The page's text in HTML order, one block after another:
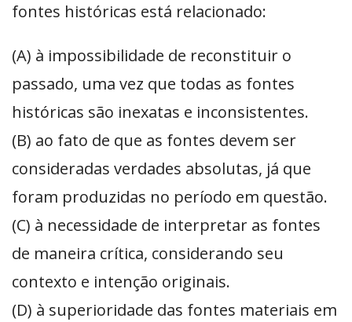
fontes históricas está relacionado:
(A) à impossibilidade de reconstituir o
passado, uma vez que todas as fontes
históricas são inexatas e inconsistentes.
(B) ao fato de que as fontes devem ser
consideradas verdades absolutas, já que
foram produzidas no período em questão.
(C) à necessidade de interpretar as fontes
de maneira crítica, considerando seu
contexto e intenção originais.
(D) à superioridade das fontes materiais em